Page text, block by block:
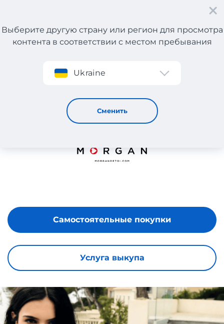
Регистрация
Выберите другую страну или регион для просмотра
контента в соответствии с местом пребывания
Ukraine
Сменить
Morgan de Toi
Услуга выкупа
Самостоятельные покупки